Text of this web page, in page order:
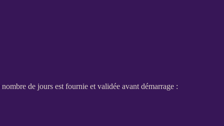
de jours est fournie et validée avant démarrage :